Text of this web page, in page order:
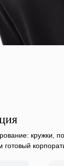
кружки,